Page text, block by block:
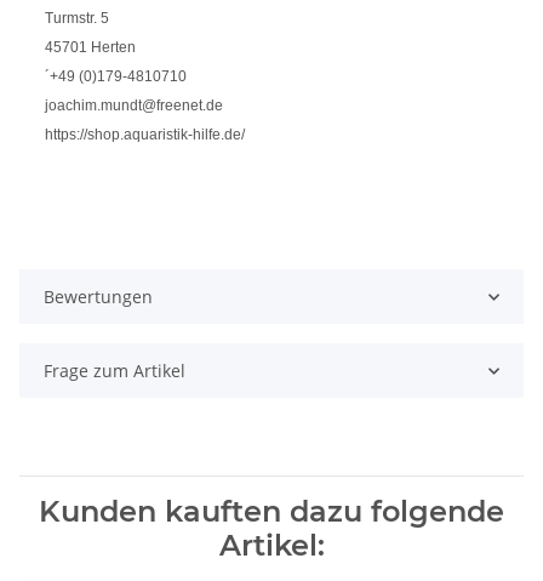
Turmstr. 5
45701 Herten
´+49 (0)179-4810710
joachim.mundt@freenet.de
https://shop.aquaristik-hilfe.de/
Bewertungen
Frage zum Artikel
Kunden kauften dazu folgende
Artikel: